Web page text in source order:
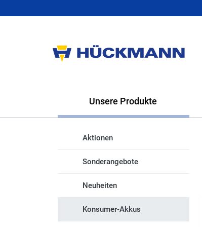
Unsere Produkte
Aktionen
Sonderangebote
Neuheiten
Konsumer-Akkus